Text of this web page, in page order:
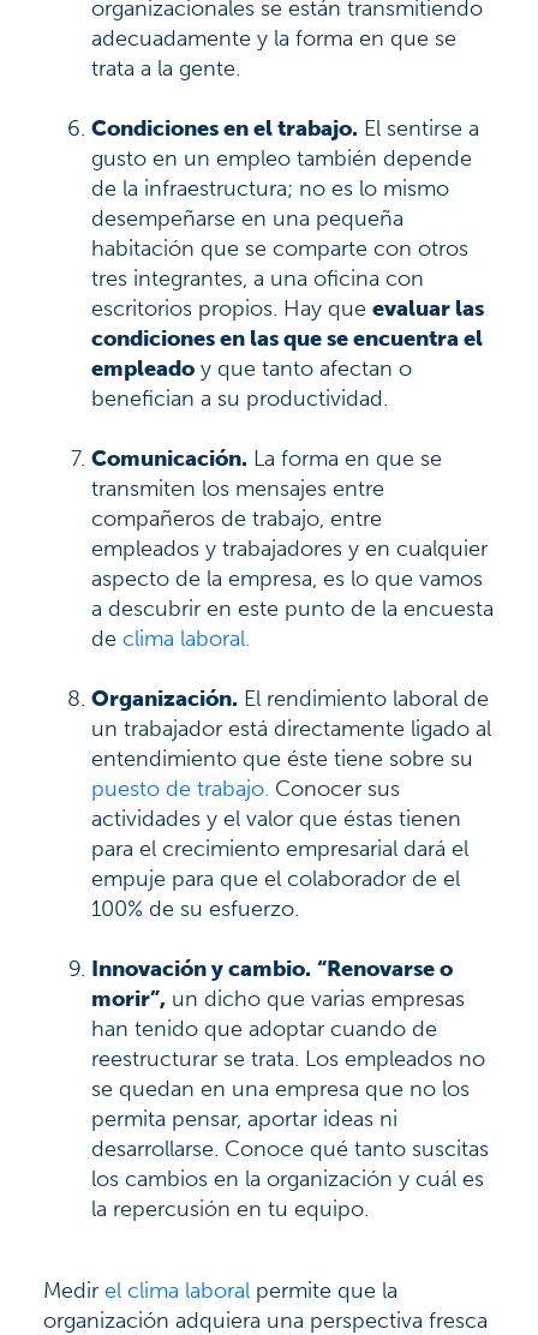
organizacionales se están transmitiendo
adecuadamente y la forma en que se
trata a la gente.
Condiciones en el trabajo. El sentirse a
gusto en un empleo también depende
de la infraestructura; no es lo mismo
desempeñarse en una pequeña
habitación que se comparte con otros
tres integrantes, a una oficina con
escritorios propios. Hay que evaluar las
condiciones en las que se encuentra el
empleado y que tanto afectan o
benefician a su productividad.
Comunicación. La forma en que se
transmiten los mensajes entre
compañeros de trabajo, entre
empleados y trabajadores y en cualquier
aspecto de la empresa, es lo que vamos
a descubrir en este punto de la encuesta
de clima laboral.
Organización. El rendimiento laboral de
un trabajador está directamente ligado al
entendimiento que éste tiene sobre su
puesto de trabajo. Conocer sus
actividades y el valor que éstas tienen
para el crecimiento empresarial dará el
empuje para que el colaborador de el
100% de su esfuerzo.
Innovación y cambio. “Renovarse o
morir”, un dicho que varias empresas
han tenido que adoptar cuando de
reestructurar se trata. Los empleados no
se quedan en una empresa que no los
permita pensar, aportar ideas ni
desarrollarse. Conoce qué tanto suscitas
los cambios en la organización y cuál es
la repercusión en tu equipo.
Medir el clima laboral permite que la
organización adquiera una perspectiva fresca